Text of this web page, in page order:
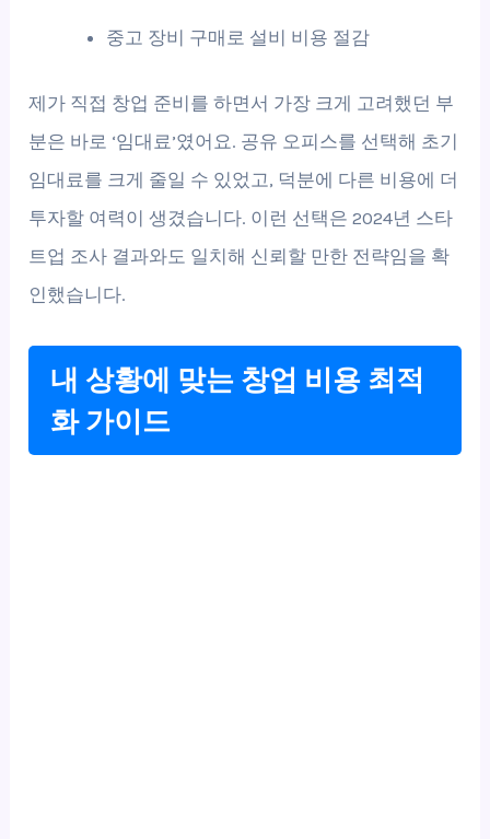
중고 장비 구매로 설비 비용 절감
제가 직접 창업 준비를 하면서 가장 크게 고려했던 부
분은 바로 ‘임대료’였어요. 공유 오피스를 선택해 초기
임대료를 크게 줄일 수 있었고, 덕분에 다른 비용에 더
투자할 여력이 생겼습니다. 이런 선택은 2024년 스타
트업 조사 결과와도 일치해 신뢰할 만한 전략임을 확
인했습니다.
내 상황에 맞는 창업 비용 최적
화 가이드